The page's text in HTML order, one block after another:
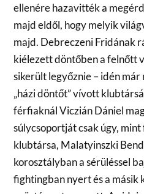
ellenére hazavitték a
majd eldől, hogy melyik
majd. Debreczeni Fridának
kiélezett döntőben a felnőtt
sikerült legyőznie – idén már
„házi döntőt” vívott
férfiaknál Viczián Dániel
súlycsoportját csak úgy,
klubtársa, Malatyinszki
korosztályban a sérüléssel
fightingban nyert és a másik